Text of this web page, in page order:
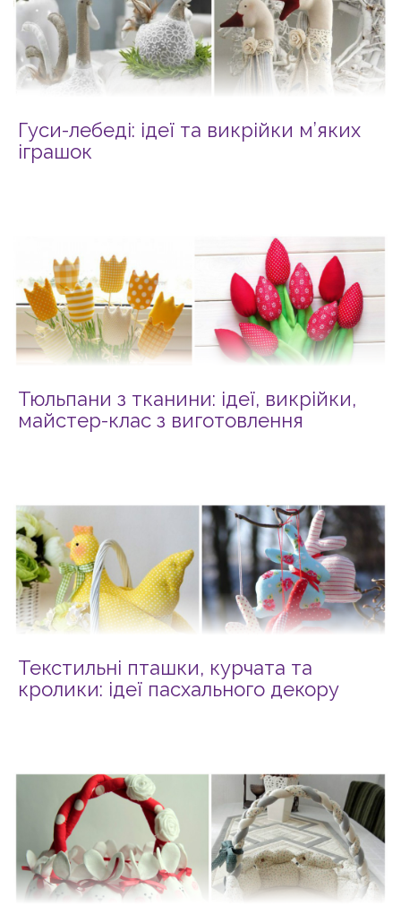
Гуси-лебеді: ідеї та викрійки м’яких
іграшок
Тюльпани з тканини: ідеї, викрійки,
майстер-клас з виготовлення
Текстильні пташки, курчата та
кролики: ідеї пасхального декору